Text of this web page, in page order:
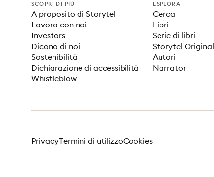
SCOPRI DI PIÙ
A proposito di Storytel
Lavora con noi
Investors
Dicono di noi
Sostenibilità
Dichiarazione di accessibilità
Whistleblow
ESPLORA
Cerca
Libri
Serie di libri
Storytel Original
Autori
Narratori
PrivacyTermini di utilizzoCookies